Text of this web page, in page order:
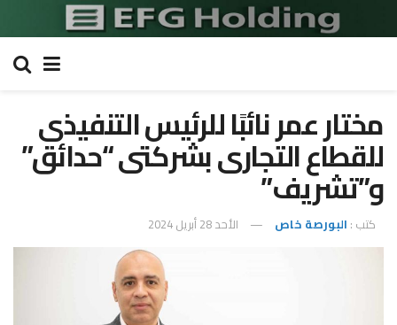
مختار عمر نائبًا للرئيس التنفيذى
للقطاع التجارى بشركتى “حدائق”
و”تشريف”
كتب : البورصة خاص الأحد 28 أبريل 2024